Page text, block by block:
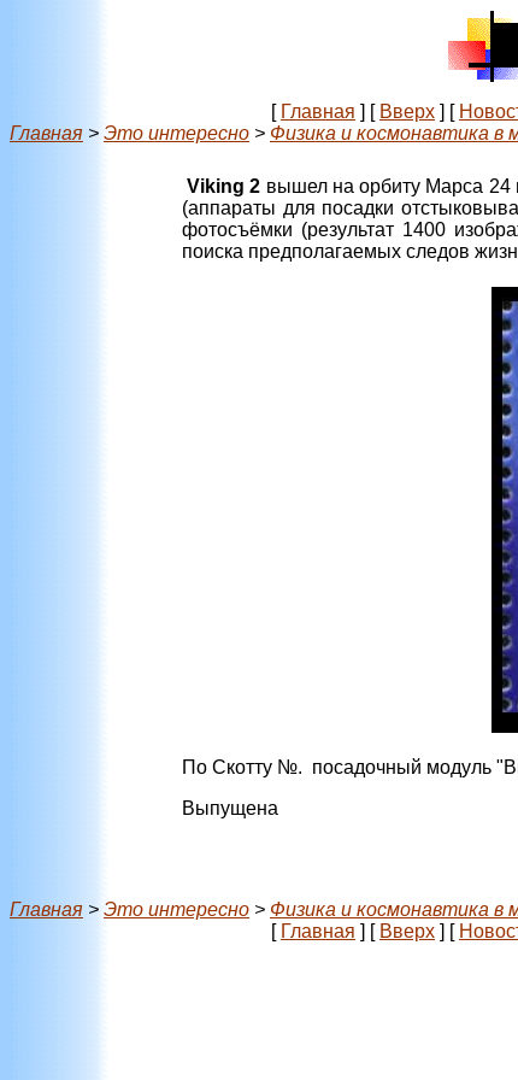
[ Главная ] [ Вверх ] [
Главная > Это интересно > Физика и космонавтика в
Viking 2 вышел на орбиту Марса 24
(аппараты для посадки
фотосъёмки (результат 1400
поиска предполагаемых следов
По Скотту №. посадочный модуль
Выпущена
Главная > Это интересно > Физика и космонавтика в
[ Главная ] [ Вверх ] [